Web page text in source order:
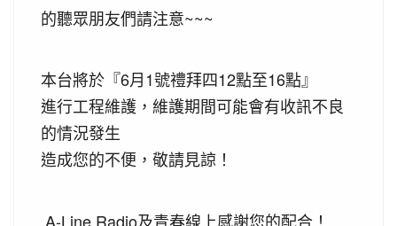
的聽眾朋友們請注意~~~
本台將於『6月1號禮拜四12點至16點』
進行工程維護，維護期間可能會有收訊不良
的情況發生
造成您的不便，敬請見諒 ！
A-Line Radio及青春線上感謝您的配合！